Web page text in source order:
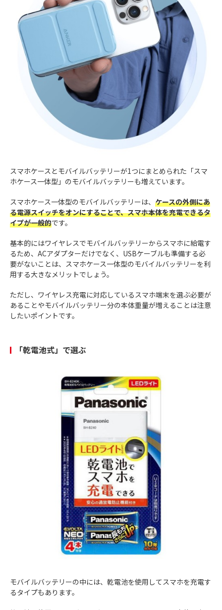
スマホケースとモバイルバッテリーが1つにまとめられた「スマ
ホケース一体型」のモバイルバッテリーも増えています。
スマホケース一体型のモバイルバッテリーは、 ケースの外側にあ
る電源スイッチをオンにすることで、スマホ本体を充電できるタ
イプが一般的です。
基本的にはワイヤレスでモバイルバッテリーからスマホに給電す
るため、ACアダプターだけでなく、USBケーブルも準備する必
要がないことは、スマホケース一体型のモバイルバッテリーを利
用する大きなメリットでしょう。
ただし、ワイヤレス充電に対応しているスマホ端末を選ぶ必要が
あることやモバイルバッテリー分の本体重量が増えることは注意
したいポイントです。
「乾電池式」で選ぶ
モバイルバッテリーの中には、乾電池を使用してスマホを充電す
るタイプもあります。